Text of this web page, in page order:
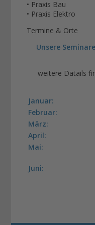
• Praxis Bau
• Praxis Elektro
Termine & Orte
Unsere
weitere Datails
Januar:
Februar:
März:
April:
Mai:
Juni: